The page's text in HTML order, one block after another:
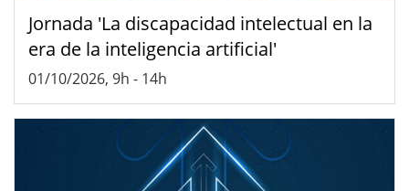
Jornada 'La discapacidad intelectual en la
era de la inteligencia artificial'
01/10/2026, 9h - 14h